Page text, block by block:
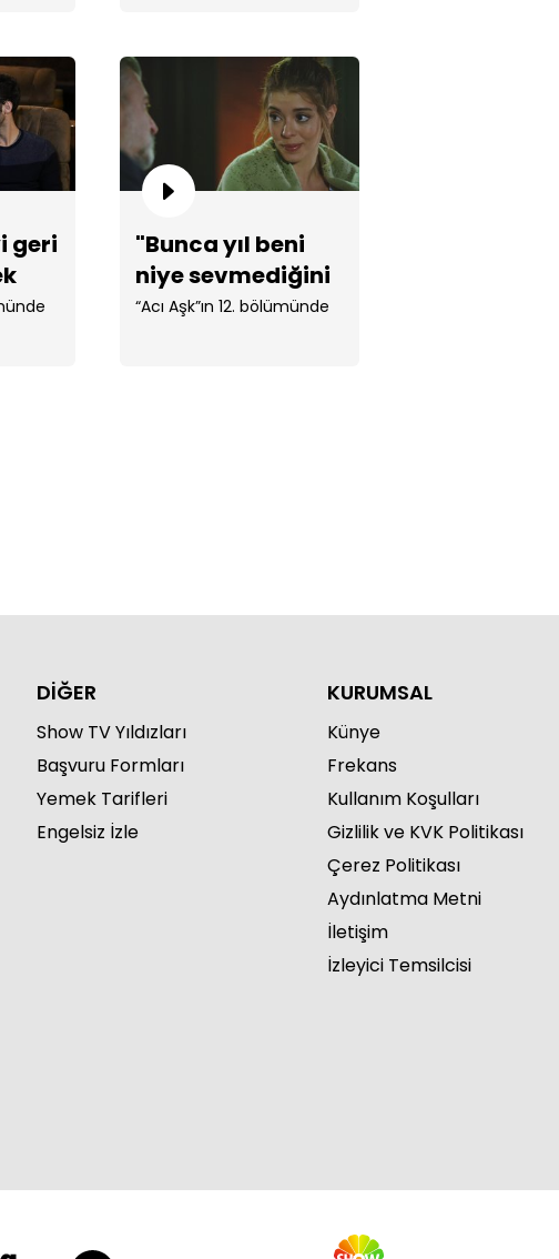
Ali yönetim kurulu toplantısında
geri
"Bunca yıl beni
niye sevmediğini
anladım."
“Acı Aşk”ın 12. bölümünde
DİĞER
Show TV Yıldızları
Başvuru Formları
Yemek Tarifleri
Engelsiz İzle
KURUMSAL
Künye
Frekans
Kullanım Koşulları
Gizlilik ve KVK Politikası
Çerez Politikası
Aydınlatma Metni
İletişim
İzleyici Temsilcisi